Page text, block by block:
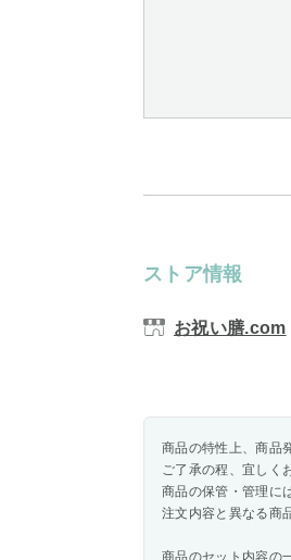
ストア情報
お祝い膳.com
商品の特性上、商品
ご了承の程、宜しく
商品の保管・管理に
注文内容と異なる商
商品のセット内容の